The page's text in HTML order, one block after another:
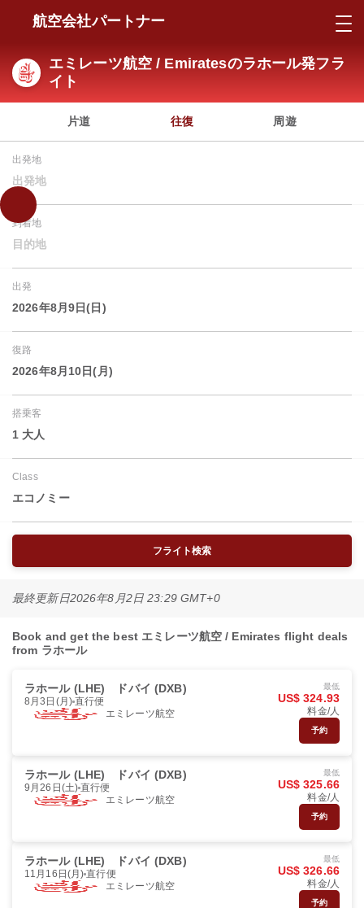
航空会社パートナー
エミレーツ航空 / Emiratesのラホール発フラ
イト
片道 往復 周遊
出発地
出発地
到着地
目的地
出発
2026年8月9日(日)
復路
2026年8月10日(月)
搭乗客
1 大人
Class
エコノミー
フライト検索
最終更新日2026年8月2日 23:29 GMT+0
Book and get the best エミレーツ航空 / Emirates flight deals
from ラホール
ラホール (LHE) ドバイ (DXB)
8月3日(月) 直行便
エミレーツ航空
最低
US$ 324.93
料金/人
予約
ラホール (LHE) ドバイ (DXB)
9月26日(土) 直行便
エミレーツ航空
最低
US$ 325.66
料金/人
予約
ラホール (LHE) ドバイ (DXB)
11月16日(月) 直行便
エミレーツ航空
最低
US$ 326.66
料金/人
予約